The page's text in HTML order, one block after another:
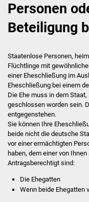
Personen
Beteiligung
Staatenlose Personen,
Flüchtlinge mit
einer Eheschließung im
Eheschließung bei einem
Die Ehe muss in dem
geschlossen worden sein.
entgegenstehen.
Sie können Ihre
beide nicht die deutsche
vor einer ermächtigten
haben, dem einer von Ihnen
Antragsberechtigt sind:
Die Ehegatten
Wenn beide Ehegatten